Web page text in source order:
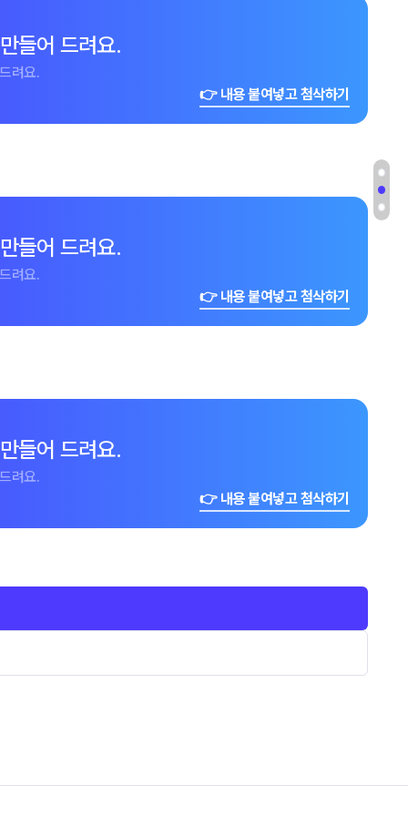
들어 드려요.
려요.
👉 내용 붙여넣고 첨삭하기
들어 드려요.
려요.
👉 내용 붙여넣고 첨삭하기
들어 드려요.
려요.
👉 내용 붙여넣고 첨삭하기